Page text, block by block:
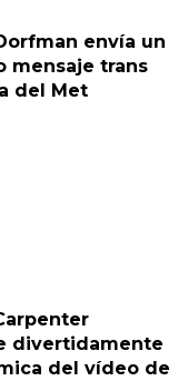
envía un
mensaje trans
del Met
divertidamente
del vídeo de